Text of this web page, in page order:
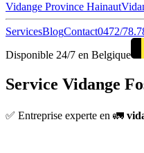
Vidange Province Hainaut
ServicesBlogContact0472/
Disponible 24/7 en Belgique
Service Vidange
✅ Entreprise experte en 🚛